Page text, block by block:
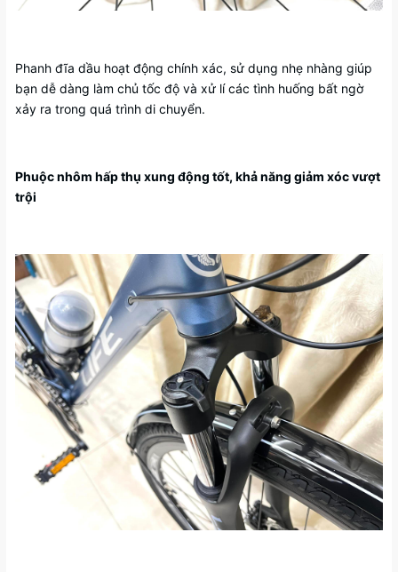
Phanh đĩa dầu hoạt động chính xác, sử dụng nhẹ nhàng giúp
bạn dễ dàng làm chủ tốc độ và xử lí các tình huống bất ngờ
xảy ra trong quá trình di chuyển.
Phuộc nhôm hấp thụ xung động tốt, khả năng giảm xóc vượt
trội